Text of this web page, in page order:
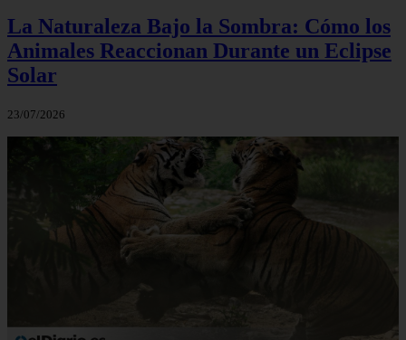
La Naturaleza Bajo la Sombra: Cómo los
Animales Reaccionan Durante un Eclipse
Solar
23/07/2026